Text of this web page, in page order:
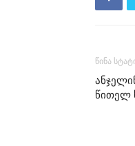
წინა
წითელ